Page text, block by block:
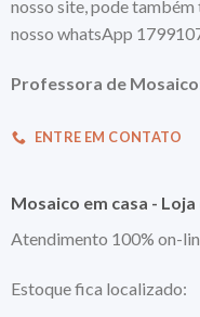
nosso site, pode
nosso whatsApp
Professora de
ENTRE EM CONTATO
Mosaico em casa -
Atendimento 100% on-
Estoque fica localizado: